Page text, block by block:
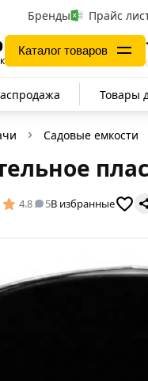
Бренды Прайс
Каталог товаров
Товары
Садовые емкости
4.8 5В избранные